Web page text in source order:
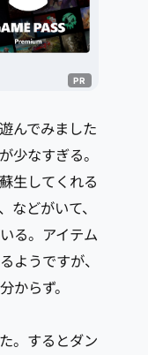
んでみました
少なすぎる。
生してくれる
などがいて、
る。アイテム
ようですが、
からず。
。するとダン